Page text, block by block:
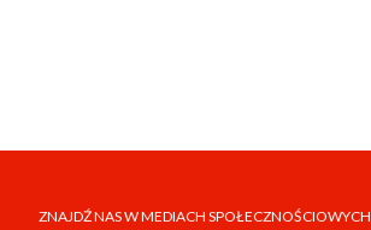
ZNAJDŹ NAS W MEDIACH SPOŁECZNOŚCIOWYCH